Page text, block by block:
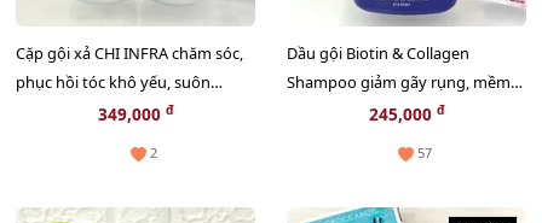
Cặp gội xả CHI INFRA chăm sóc,
phục hồi tóc khô yếu, suôn
mượt và chắc khỏe - 177ml x 2
349,000 đ
2
Dầu gội Biotin & Collagen
Shampoo giảm gãy rụng, mềm
mượt, bồng bềnh - 385ml
245,000 đ
57